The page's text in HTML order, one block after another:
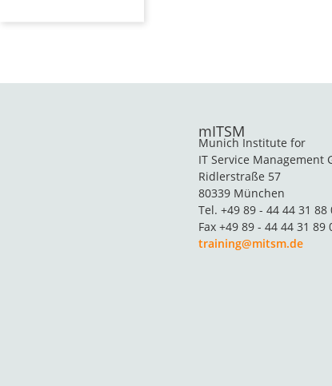
mITSM
Munich Institute for
IT Service Management
Ridlerstraße 57
80339 München
Tel. +49 89 - 44 44 31 88
Fax +49 89 - 44 44 31 89
training@mitsm.de